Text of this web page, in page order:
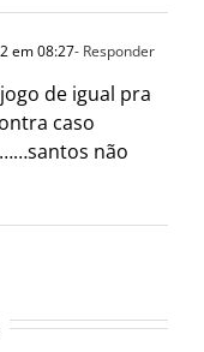
em 08:27- Responder
de igual pra
caso
não